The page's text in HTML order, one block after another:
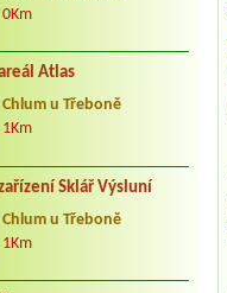
0Km
Atlas
Chlum u Třeboně
1Km
Sklář Výsluní
Chlum u Třeboně
1Km